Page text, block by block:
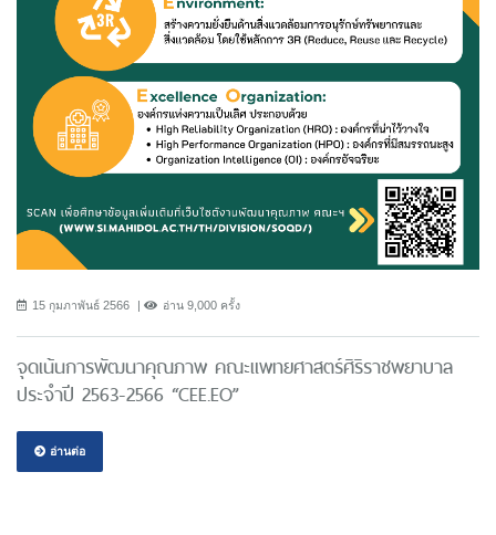
15 กุมภาพันธ์ 2566 อ่าน 9,000 ครั้ง
จุดเน้นการพัฒนาคุณภาพ คณะแพทยศาสตร์ศิริราชพยาบาล
ประจำปี 2563-2566 “CEE.EO”
อ่านต่อ